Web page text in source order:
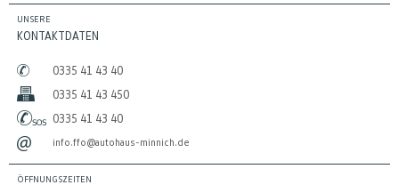
UNSERE
KONTAKTDATEN
0335 41 43 40
0335 41 43 450
0335 41 43 40
info.ffo@autohaus-minnich.de
ÖFFNUNGSZEITEN